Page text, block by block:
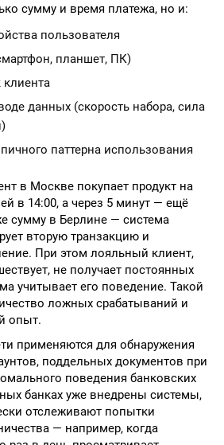
сумму и время платежа, но и:
пользователя
планшет, ПК)
данных (скорость набора, сила
паттерна использования
в Москве покупает продукт на
в 14:00, а через 5 минут — ещё
сумму в Берлине — система
вторую транзакцию и
При этом лояльный клиент,
не получает постоянных
учитывает его поведение. Такой
ложных срабатываний и
опыт.
применяются для обнаружения
поддельных документов при
поведения банковских
банках уже внедрены системы,
отслеживают попытки
— например, когда